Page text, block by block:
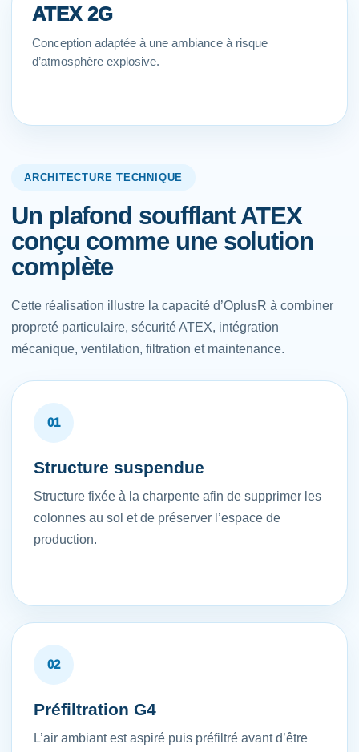
ATEX 2G
Conception adaptée à une ambiance à risque
d’atmosphère explosive.
ARCHITECTURE TECHNIQUE
Un plafond soufflant ATEX
conçu comme une solution
complète
Cette réalisation illustre la capacité d’OplusR à combiner
propreté particulaire, sécurité ATEX, intégration
mécanique, ventilation, filtration et maintenance.
01
Structure suspendue
Structure fixée à la charpente afin de supprimer les
colonnes au sol et de préserver l’espace de
production.
02
Préfiltration G4
L’air ambiant est aspiré puis préfiltré avant d’être